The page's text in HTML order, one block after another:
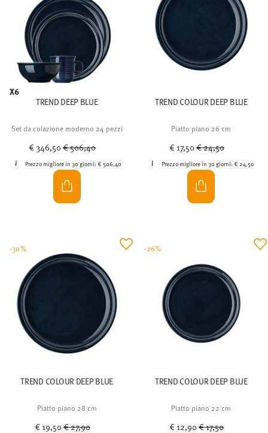
X6
TREND DEEP BLUE
Set da colazione moderno 24 pezzi
€ 346,50Price reduced from
€ 506,40
Prezzo migliore in 30 giorni:€ 506,40
TREND COLOUR DEEP BLUE
Piatto piano 26 cm
€ 17,50Price reduced from
€ 24,50
Prezzo migliore in 30 giorni: € 24,50
TREND COLOUR DEEP BLUE
Piatto piano 28 cm
€ 19,50Price reduced from
€ 27,90
-30%
TREND COLOUR DEEP BLUE
Piatto piano 22 cm
€ 12,90Price reduced from
€ 17,50
-26%